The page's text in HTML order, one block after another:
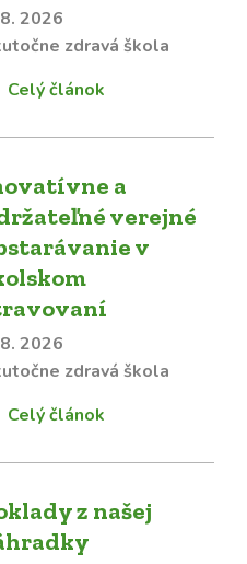
2026
zdravá škola
Celý článok
a
verejné
v
2026
zdravá škola
Celý článok
z našej